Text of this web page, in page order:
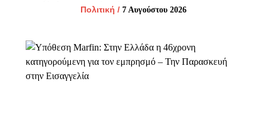
Πολιτική / 7 Αυγούστου 2026